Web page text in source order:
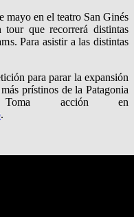
mayo en el teatro San Ginés
que recorrerá distintas
Para asistir a las distintas
para parar la expansión
prístinos de la Patagonia
acción en
.